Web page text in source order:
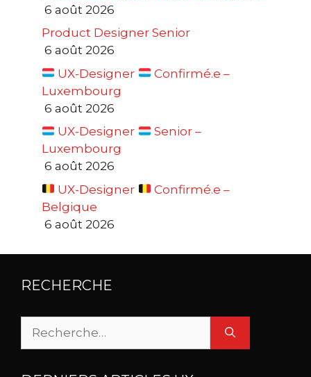
6 août 2026
Product Designer Senior
6 août 2026
UX-Designer
Confirmé.e –
Luxembourg
6 août 2026
UX-Designer
Senior –
Luxembourg
6 août 2026
UX-Designer
Confirmé.e –
Belgique
6 août 2026
RECHERCHE